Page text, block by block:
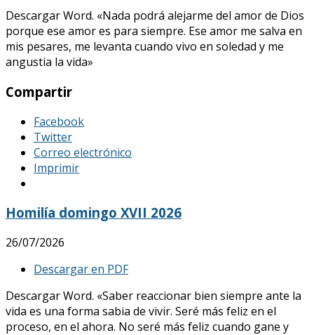
Descargar Word. «Nada podrá alejarme del amor de Dios
porque ese amor es para siempre. Ese amor me salva en
mis pesares, me levanta cuando vivo en soledad y me
angustia la vida»
Compartir
Facebook
Twitter
Correo electrónico
Imprimir
Homilía domingo XVII 2026
26/07/2026
Descargar en PDF
Descargar Word. «Saber reaccionar bien siempre ante la
vida es una forma sabia de vivir. Seré más feliz en el
proceso, en el ahora. No seré más feliz cuando gane y